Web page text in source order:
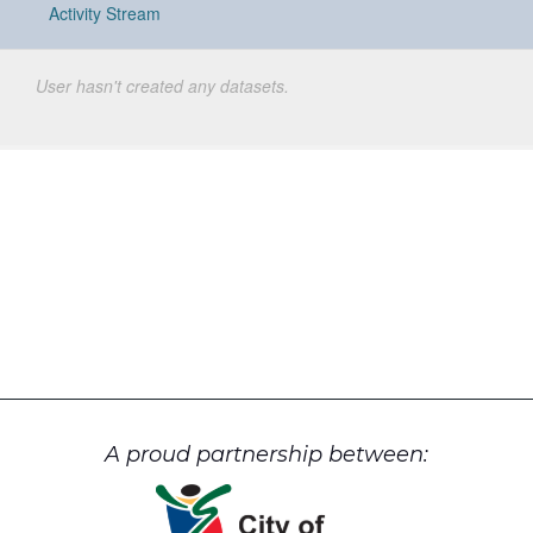
Activity Stream
User hasn't created any datasets.
A proud partnership between: